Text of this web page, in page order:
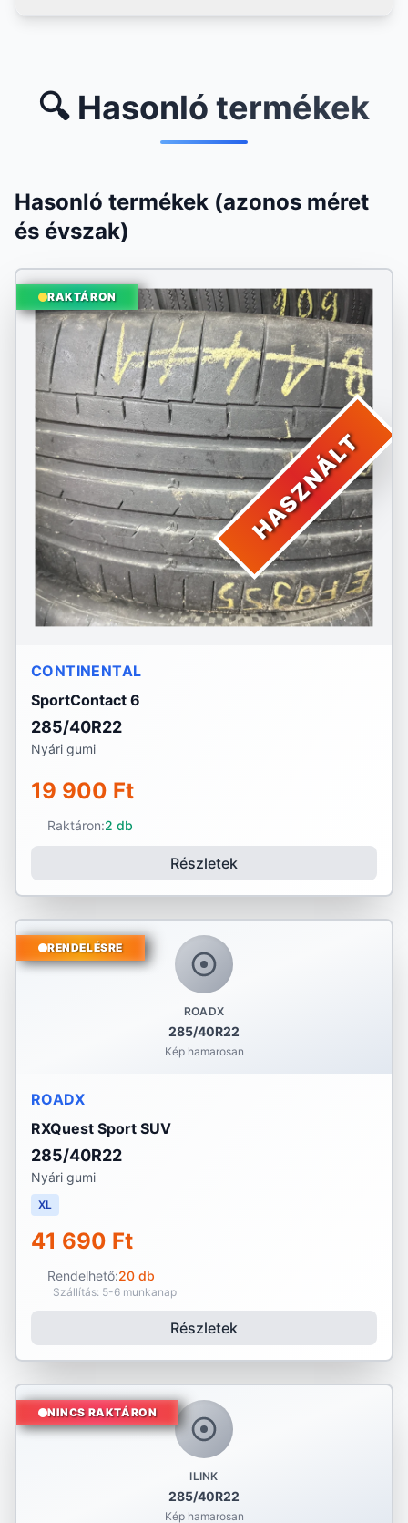
🔍 Hasonló termékek
Hasonló termékek (azonos méret
és évszak)
HASZNÁLT
RAKTÁRON
CONTINENTAL
SportContact 6
285/40R22
Nyári gumi
19 900 Ft
Raktáron:2 db
Részletek
ROADX
285/40R22
Kép hamarosan
RENDELÉSRE
ROADX
RXQuest Sport SUV
285/40R22
Nyári gumi
XL
41 690 Ft
Rendelhető:20 db
Szállítás: 5-6 munkanap
Részletek
ILINK
285/40R22
Kép hamarosan
NINCS RAKTÁRON